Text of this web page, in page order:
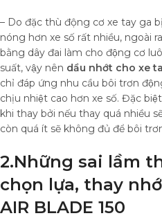
– Do đặc thù động cơ xe tay ga
nóng hơn xe số rất nhiều, ngoài
bằng dây đai làm cho động cơ
suất, vậy nên dầu nhớt cho xe
chỉ đáp ứng nhu cầu bôi trơn
chịu nhiệt cao hơn xe số. Đặc
khi thay bởi nếu thay quá nhiều
còn quá ít sẽ không đủ để bôi
2.Những sai lầm
chọn lựa, thay
AIR BLADE 150